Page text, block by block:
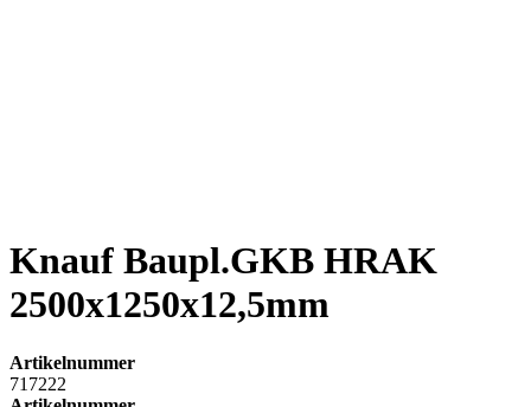
Knauf Baupl.GKB HRAK
2500x1250x12,5mm
Artikelnummer
717222